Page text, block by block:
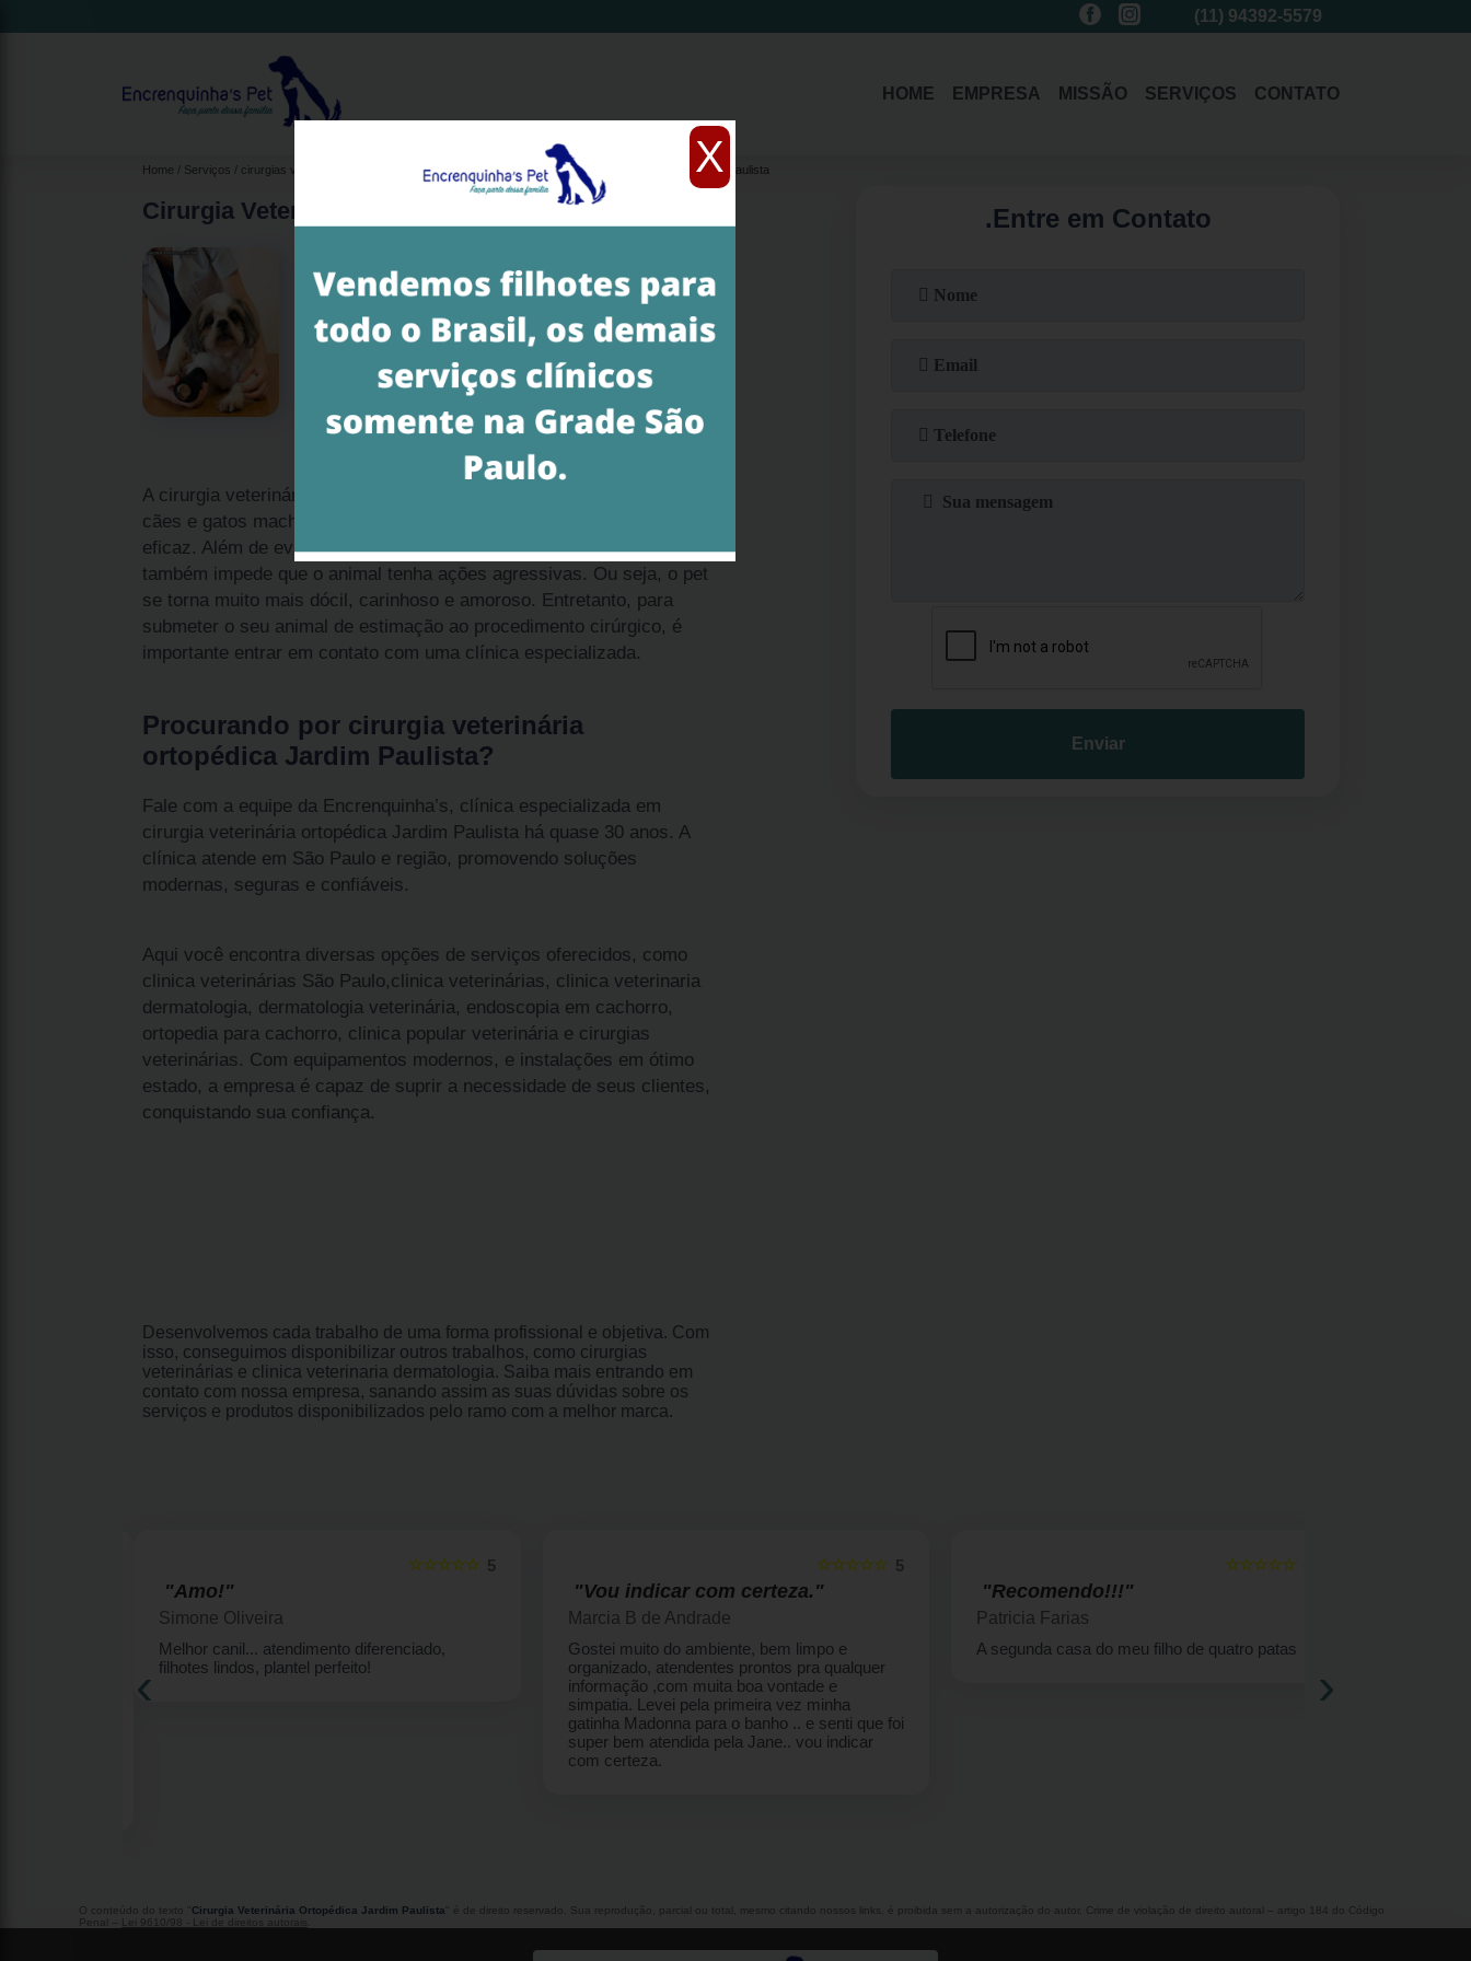
X
3214-1485 (11)94392-5579
HOME EMPRESA MISSÃO SERVIÇOS CONTATO
Home Serviços cirurgias veterinárias cirurgia veterinária castração cirurgia veterinária ortopédica Jardim Paulista
Cirurgia Veterinária Ortopédica Jardim Paulista
A cirurgia veterinária ortopédica Jardim Paulista é ideal para evitar que
cães e gatos machos continuem a procriar. O procedimento é indolor e
eficaz. Além de evitar o surgimento de uma nova ninhada, a castração
também impede que o animal tenha ações agressivas. Ou seja, o pet
se torna muito mais dócil, carinhoso e amoroso. Entretanto, para
submeter o seu animal de estimação ao procedimento cirúrgico, é
importante entrar em contato com uma clínica especializada.
Procurando por cirurgia veterinária
ortopédica Jardim Paulista?
Fale com a equipe da Encrenquinha’s, clínica especializada em
cirurgia veterinária ortopédica Jardim Paulista há quase 30 anos. A
clínica atende em São Paulo e região, promovendo soluções
modernas, seguras e confiáveis.
Aqui você encontra diversas opções de serviços oferecidos, como
clinica veterinárias São Paulo,clinica veterinárias, clinica veterinaria
dermatologia, dermatologia veterinária, endoscopia em cachorro,
ortopedia para cachorro, clinica popular veterinária e cirurgias
veterinárias. Com equipamentos modernos, e instalações em ótimo
estado, a empresa é capaz de suprir a necessidade de seus clientes,
conquistando sua confiança.
Desenvolvemos cada trabalho de uma forma profissional e objetiva. Com
isso, conseguimos disponibilizar outros trabalhos, como cirurgias
veterinárias e clinica veterinaria dermatologia. Saiba mais entrando em
contato com nossa empresa, sanando assim as suas dúvidas sobre os
serviços e produtos disponibilizados pelo ramo com a melhor marca.
.Entre em Contato
Enviar
5
☆☆☆☆☆
"Amo!"
Simone Oliveira
Melhor canil... atendimento diferenciado,
filhotes lindos, plantel perfeito!
5
☆☆☆☆☆
"Vou indicar com certeza."
Marcia B de Andrade
Gostei muito do ambiente, bem limpo e
organizado, atendentes prontos pra qualquer
informação ,com muita boa vontade e
simpatia. Levei pela primeira vez minha
gatinha Madonna para o banho .. e senti que foi
super bem atendida pela Jane.. vou indicar
com certeza.
☆☆☆☆☆
"Recomendo!!!"
Patricia Farias
A segunda casa do meu filho de quatro patas
‹ ›
O conteúdo do texto " Cirurgia Veterinária Ortopédica Jardim Paulista " é de direito reservado. Sua reprodução, parcial ou total, mesmo citando nossos links, é proibida sem a autorização do autor. Crime de violação de direito autoral – artigo 184 do Código
Penal –
Lei 9610/98 - Lei de direitos autorais